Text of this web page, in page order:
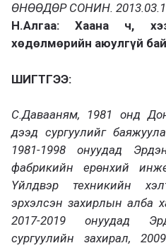
ӨНӨӨДӨР СОНИН.
Н.Алгаа: Хаана ч,
хөдөлмөрийн аюулгүй
ШИГТГЭЭ:
С.Давааням, 1981 онд
дээд сургуулийг
1981-1998 онуудад
фабрикийн ерөнхий
Үйлдвэр техникийн
эрхэлсэн захирлын алба
2017-2019 онуудад
сургуулийн захирал,